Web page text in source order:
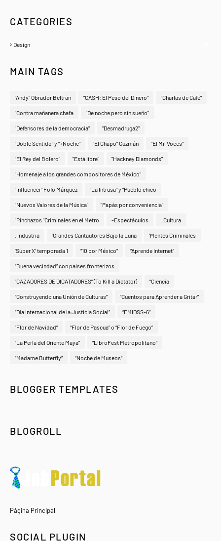
CATEGORIES
Design
MAIN TAGS
"Andy" Obrador Beltrán "CASH: El Peso del Dinero" "Charlas de Café"
"Contra mañanera chafa "De noche pero sin sueño"
"Defensores de la democracia" "Desmadruga2"
"Doble Sentido" y "+Noche" "El Chapo" Guzmán "El Mil Voces"
"El Rey del Bolero" "Está libre" "Hackney Diamonds"
"Homenaje a los grandes compositores de México"
"Influencer" Fofo Márquez "La Intrusa" y "Pueblo chico
"Nuevos Valores de la Música" "Papás por conveniencia"
"Pinchazos "Criminales en el Metro -Espectáculos . Cultura
. Industria ‘Grandes Cantautores Bajo la Luna ‘Mentes Criminales
‘Súper X’ temporada 1 “10 por México” “Aprende Internet”
“Buena vecindad” con países fronterizos
“CAZADORES DE DICATADORES” (To Kill a Dictator) “Ciencia
“Construyendo una Unión de Culturas” “Cuentos para Aprender a Gritar”
“Día Internacional de la Justicia Social” “EMIDSS-6”
“Flor de Navidad” “Flor de Pascua” o “Flor de Fuego”
“La Perla del Oriente Maya" “LibroFest Metropolitano”
“Madame Butterfly” “Noche de Museos”
BLOGGER TEMPLATES
BLOGROLL
Página Principal
SOCIAL PLUGIN